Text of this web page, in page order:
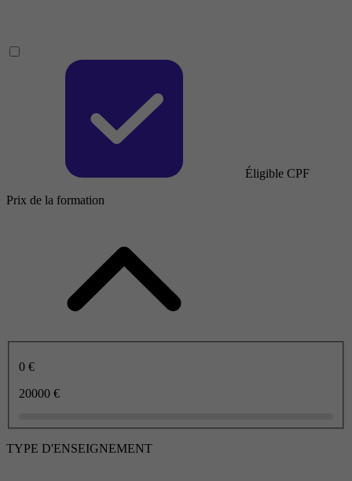
Éligible CPF
Prix de la formation
0 €
20000 €
TYPE D'ENSEIGNEMENT